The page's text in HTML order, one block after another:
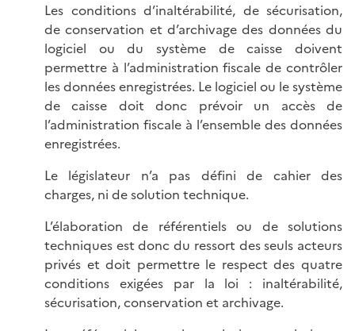
Les conditions d’inaltérabilité, de sécurisation,
de conservation et d’archivage des données du
logiciel ou du système de caisse doivent
permettre à l’administration fiscale de contrôler
les données enregistrées. Le logiciel ou le système
de caisse doit donc prévoir un accès de
l’administration fiscale à l’ensemble des données
enregistrées.
Le législateur n’a pas défini de cahier des
charges, ni de solution technique.
L’élaboration de référentiels ou de solutions
techniques est donc du ressort des seuls acteurs
privés et doit permettre le respect des quatre
conditions exigées par la loi : inaltérabilité,
sécurisation, conservation et archivage.